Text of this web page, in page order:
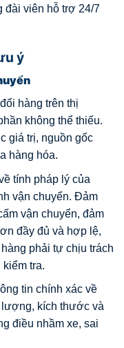
đài viên hỗ trợ 24/7
ý
hàng trên thị
không thể thiếu.
giá trị, nguồn gốc
hàng hóa.
tính pháp lý của
vận chuyển. Đảm
vận chuyển, đảm
đầy đủ và hợp lệ,
phải tự chịu trách
tra.
tin chính xác về
lượng, kích thước và
điều nhầm xe, sai